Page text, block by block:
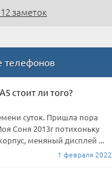
заметок
стоит ли того?
суток. Пришла пора
Соня 2013г потихоньку
меняный дисплей ...
1 февраля 2022